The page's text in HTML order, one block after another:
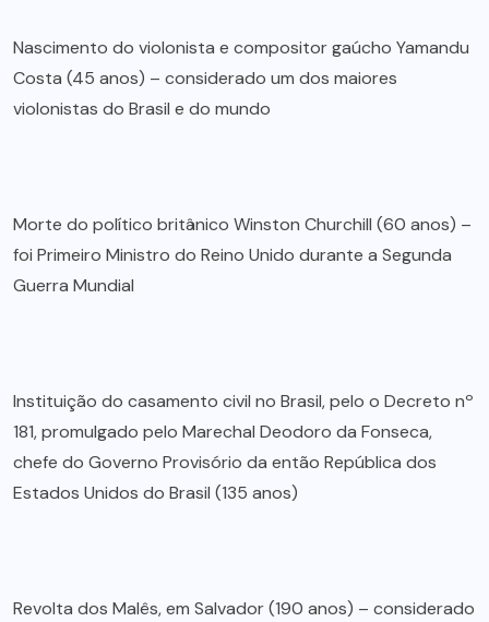
Nascimento do violonista e compositor gaúcho Yamandu
Costa (45 anos) – considerado um dos maiores
violonistas do Brasil e do mundo
Morte do político britânico Winston Churchill (60 anos) –
foi Primeiro Ministro do Reino Unido durante a Segunda
Guerra Mundial
Instituição do casamento civil no Brasil, pelo o Decreto nº
181, promulgado pelo Marechal Deodoro da Fonseca,
chefe do Governo Provisório da então República dos
Estados Unidos do Brasil (135 anos)
Revolta dos Malês, em Salvador (190 anos) – considerado